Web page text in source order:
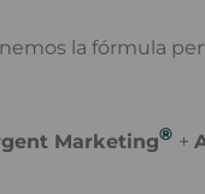
la fórmula
Marketing® +